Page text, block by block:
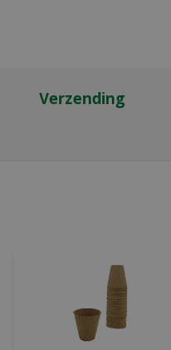
Verzending